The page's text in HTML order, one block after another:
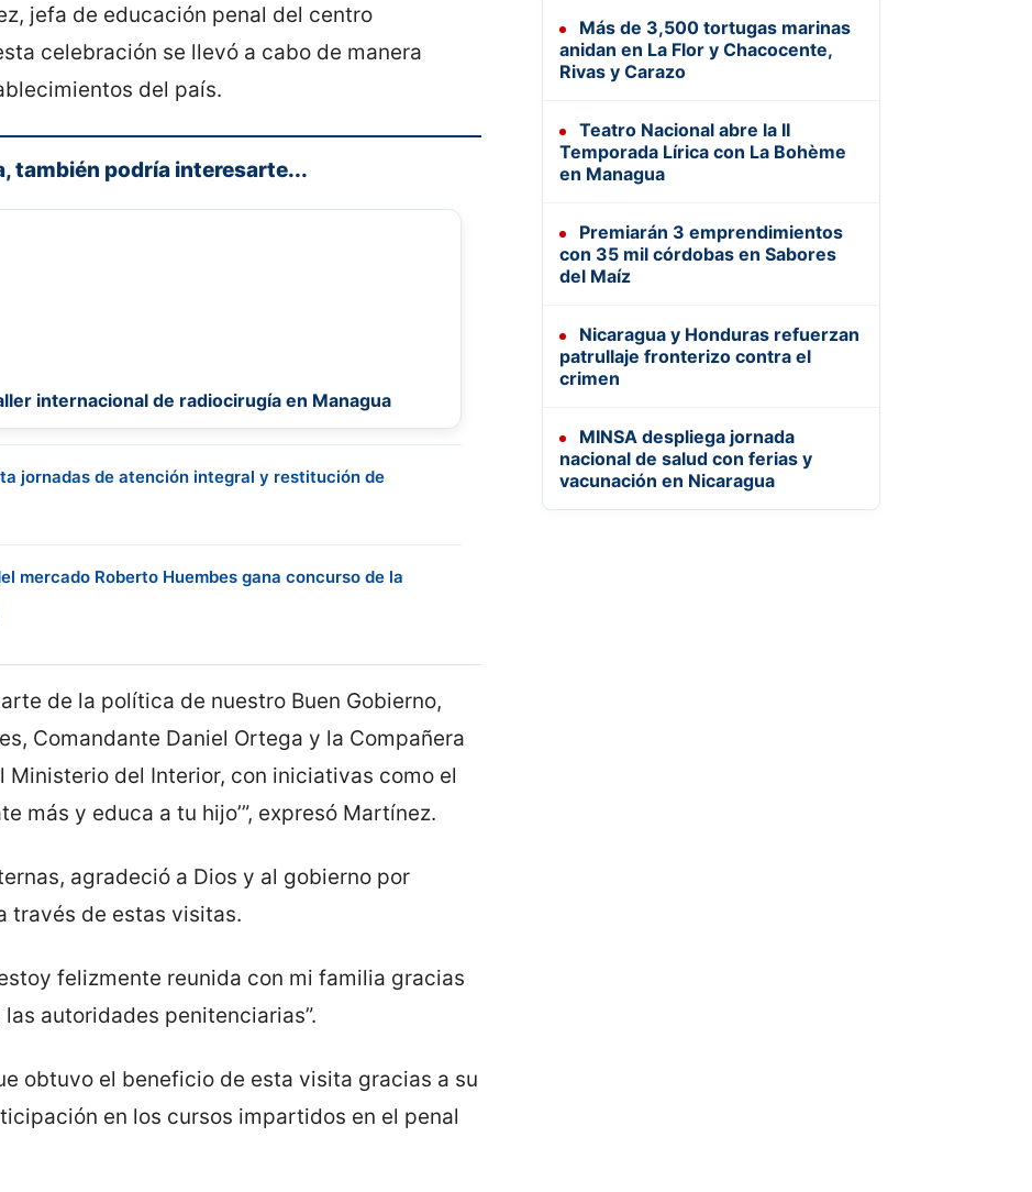
jefa de educación penal del centro
celebración se llevó a cabo de manera
del país.
también podría interesarte...
internacional de radiocirugía en Managua
jornadas de atención integral y restitución de
mercado Roberto Huembes gana concurso de la
de la política de nuestro Buen Gobierno,
Comandante Daniel Ortega y la Compañera
Ministerio del Interior, con iniciativas como el
más y educa a tu hijo’”, expresó Martínez.
agradeció a Dios y al gobierno por
través de estas visitas.
felizmente reunida con mi familia gracias
autoridades penitenciarias”.
obtuvo el beneficio de esta visita gracias a su
en los cursos impartidos en el penal
Más de 3,500 tortugas marinas
anidan en La Flor y Chacocente,
Rivas y Carazo
Teatro Nacional abre la II
Temporada Lírica con La Bohème
en Managua
Premiarán 3 emprendimientos
con 35 mil córdobas en Sabores
del Maíz
Nicaragua y Honduras refuerzan
patrullaje fronterizo contra el
crimen
MINSA despliega jornada
nacional de salud con ferias y
vacunación en Nicaragua